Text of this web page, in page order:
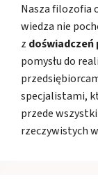
Nasza filozofia
wiedza nie
z
pomysłu do
specjalistami,
przede
rzeczywistych